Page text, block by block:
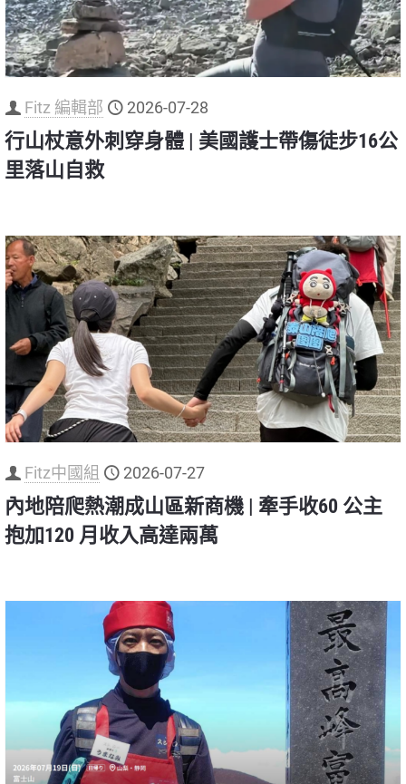
Fitz 編輯部 2026-07-28
行山杖意外刺穿身體 | 美國護士帶傷徒步16公
里落山自救
Fitz中國組 2026-07-27
內地陪爬熱潮成山區新商機 | 牽手收60 公主
抱加120 月收入高達兩萬